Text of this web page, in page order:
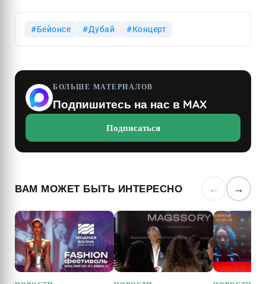
Бейонсе Дубай Концерт
БОЛЬШЕ МАТЕРИАЛОВ
Подпишитесь на нас в MAX
Подписаться
ВАМ МОЖЕТ БЫТЬ ИНТЕРЕСНО ← →